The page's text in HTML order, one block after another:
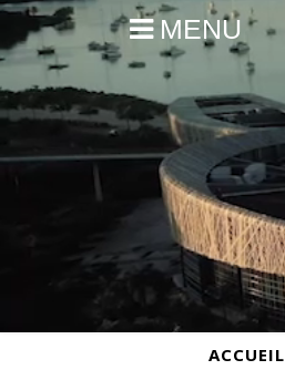
MENU
ACCUEIL